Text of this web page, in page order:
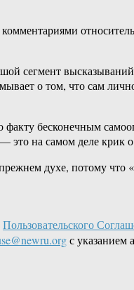
сегмент
о том, что сам
бесконечным
это на самом деле крик
духе, потому что
Пользовательского
с указанием